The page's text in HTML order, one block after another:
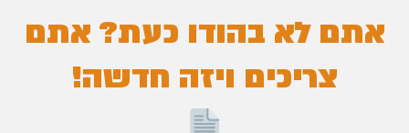
אתם לא בהודו כעת? אתם
צריכים ויזה חדשה!